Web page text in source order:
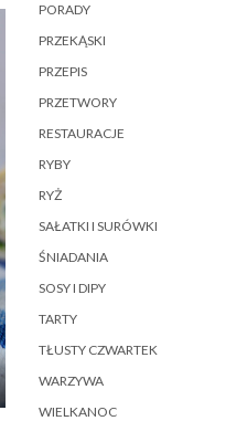
PORADY
PRZEKĄSKI
PRZEPIS
PRZETWORY
RESTAURACJE
RYBY
RYŻ
SAŁATKI I SURÓWKI
ŚNIADANIA
SOSY I DIPY
TARTY
TŁUSTY CZWARTEK
WARZYWA
WIELKANOC